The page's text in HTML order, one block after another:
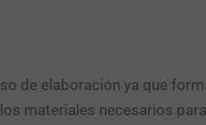
de elaboración ya que
materiales necesarios